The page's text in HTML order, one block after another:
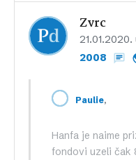
Zvrc
21.01.2020.
2008
Paulie,
Hanfa je naime
fondovi uzeli čak